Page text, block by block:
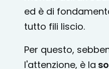
ed è di
tutto fili liscio.
Per questo,
l'attenzione, è la